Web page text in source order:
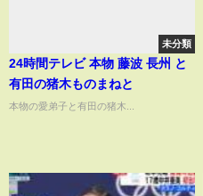
未分類
24時間テレビ 本物 藤波 長州 と
有田の猪木ものまねと
本物の愛弟子と有田の猪木...